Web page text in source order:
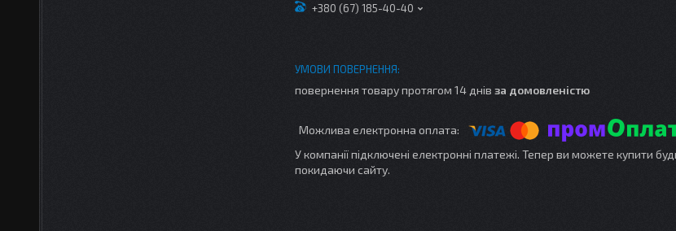
+380 (67) 185-40-40
повернення товару протягом 14 днів за домовленістю
У компанії підключені електронні платежі. Тепер ви можете купити
покидаючи сайту.